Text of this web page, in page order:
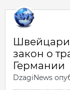
закон о
Германии
DzagiNews